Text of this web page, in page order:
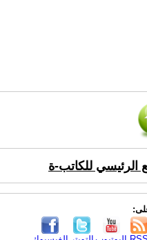
الرئيسي للكاتب-ة